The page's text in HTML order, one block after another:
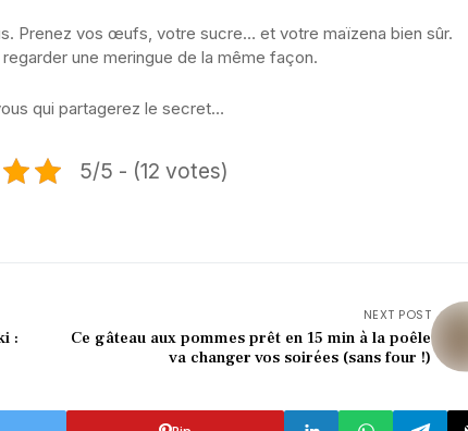
Prenez vos œufs, votre sucre… et votre maïzena bien sûr.
une meringue de la même façon.
qui partagerez le secret…
5/5 - (12 votes)
:
NEXT POST
Ce gâteau aux pommes prêt en 15 min à la poêle
va changer vos soirées (sans four !)